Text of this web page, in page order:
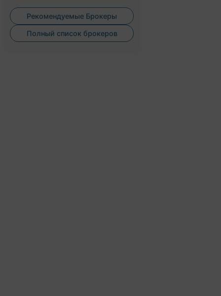
Рекомендуемые Брокеры
Полный список брокеров